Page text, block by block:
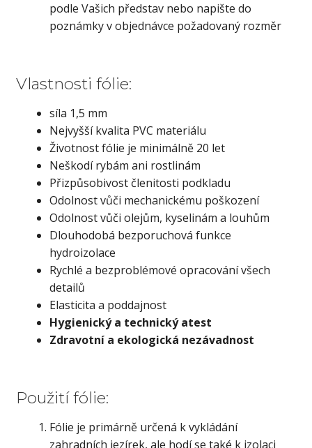
podle Vašich představ nebo napište do
poznámky v objednávce požadovaný rozměr
Vlastnosti fólie:
síla 1,5 mm
Nejvyšší kvalita PVC materiálu
Životnost fólie je minimálně 20 let
Neškodí rybám ani rostlinám
Přizpůsobivost členitosti podkladu
Odolnost vůči mechanickému poškození
Odolnost vůči olejům, kyselinám a louhům
Dlouhodobá bezporuchová funkce
hydroizolace
Rychlé a bezproblémové opracování všech
detailů
Elasticita a poddajnost
Hygienický a technický atest
Zdravotní a ekologická nezávadnost
Použití fólie:
Fólie je primárně určená k vykládání
zahradních jezírek, ale hodí se také k izolaci